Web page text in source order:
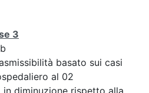
3
basato sui casi
al 02
in diminuzione rispetto alla